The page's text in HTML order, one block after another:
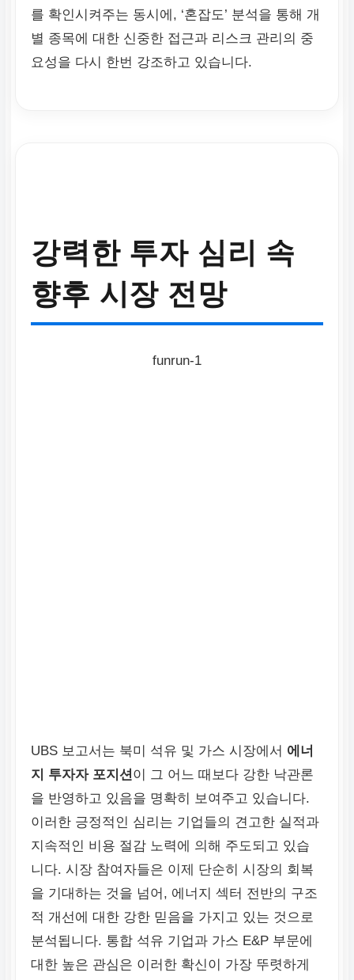
를 확인시켜주는 동시에, ‘혼잡도’ 분석을 통해 개
별 종목에 대한 신중한 접근과 리스크 관리의 중
요성을 다시 한번 강조하고 있습니다.
강력한 투자 심리 속
향후 시장 전망
funrun-1
UBS 보고서는 북미 석유 및 가스 시장에서 에너
지 투자자 포지션이 그 어느 때보다 강한 낙관론
을 반영하고 있음을 명확히 보여주고 있습니다.
이러한 긍정적인 심리는 기업들의 견고한 실적과
지속적인 비용 절감 노력에 의해 주도되고 있습
니다. 시장 참여자들은 이제 단순히 시장의 회복
을 기대하는 것을 넘어, 에너지 섹터 전반의 구조
적 개선에 대한 강한 믿음을 가지고 있는 것으로
분석됩니다. 통합 석유 기업과 가스 E&P 부문에
대한 높은 관심은 이러한 확신이 가장 뚜렷하게